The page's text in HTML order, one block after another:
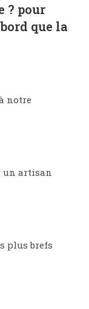
? pour
que la
notre
un artisan
plus brefs